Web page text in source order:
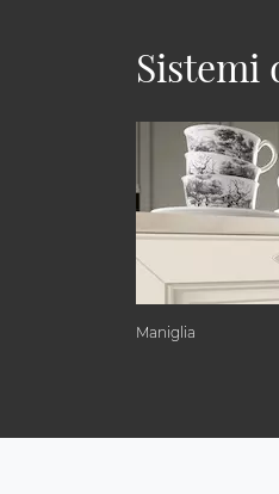
Sistemi
Maniglia